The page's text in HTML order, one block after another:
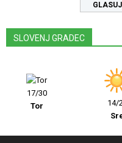
SLOVENJ GRADEC
17/30
Tor
14/